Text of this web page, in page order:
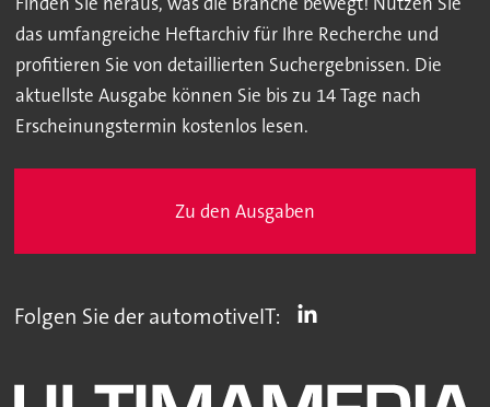
das umfangreiche Heftarchiv für Ihre Recherche und
profitieren Sie von detaillierten Suchergebnissen. Die
aktuellste Ausgabe können Sie bis zu 14 Tage nach
Erscheinungstermin kostenlos lesen.
Zu den Ausgaben
Folgen Sie der automotiveIT: